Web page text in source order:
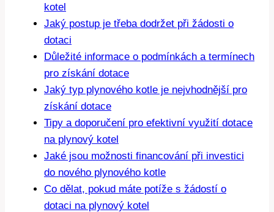
kotel
Jaký postup je třeba dodržet při žádosti o
dotaci
Důležité informace o podmínkách a termínech
pro získání dotace
Jaký typ plynového kotle je nejvhodnější pro
získání dotace
Tipy a doporučení pro efektivní využití dotace
na plynový kotel
Jaké jsou možnosti financování při investici
do nového plynového kotle
Co dělat, pokud máte potíže s žádostí o
dotaci na plynový kotel